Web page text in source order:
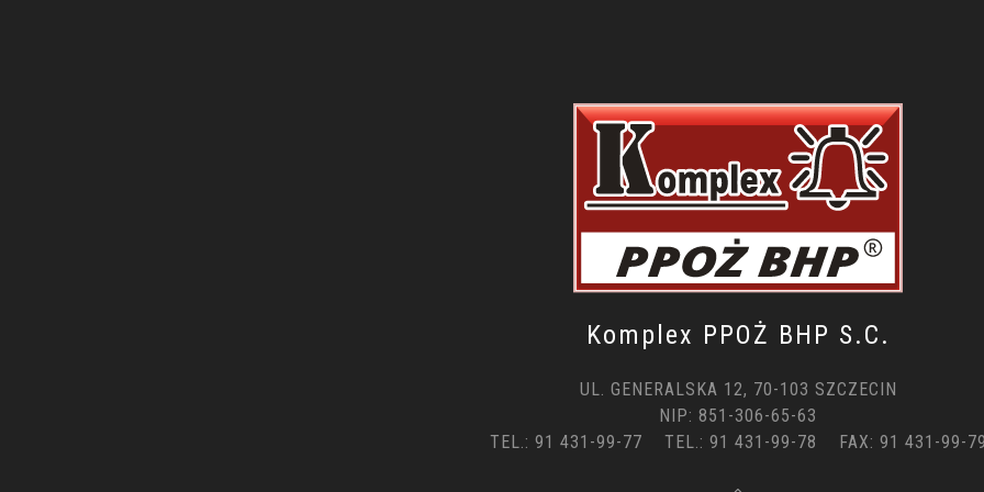
Komplex PPOŻ BHP S.C.
UL. GENERALSKA 12, 70-103 SZCZECIN
NIP: 851-306-65-63
TEL.: 91 431-99-77 TEL.: 91 431-99-78 FAX: 91 431-99-